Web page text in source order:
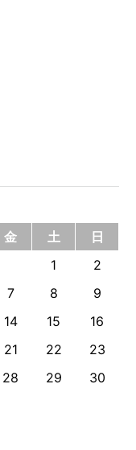
金 土
日
1
2
7 8
9
14 15
16
21 22
23
28 29
30